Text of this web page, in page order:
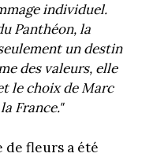
individuel.
Panthéon, la
un destin
des valeurs, elle
le choix de Marc
France."
de fleurs a été